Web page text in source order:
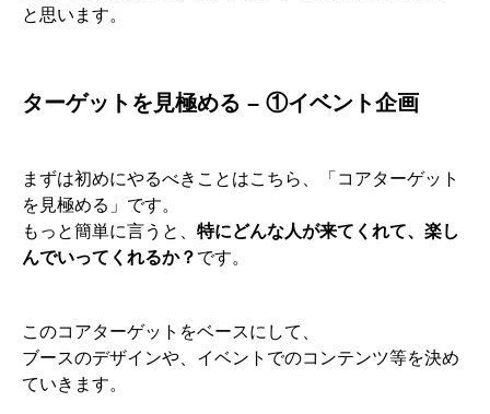
と思います。
ターゲットを見極める – ①イベント企画
まずは初めにやるべきことはこちら、「コアターゲット
を見極める」です。
もっと簡単に言うと、 特にどんな人が来てくれて、楽し
んでいってくれるか？ です。
このコアターゲットをベースにして、
ブースのデザインや、イベントでのコンテンツ等を決め
ていきます。